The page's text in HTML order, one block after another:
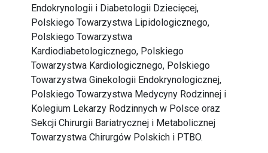
Endokrynologii i Diabetologii Dziecięcej,
Polskiego Towarzystwa Lipidologicznego,
Polskiego Towarzystwa
Kardiodiabetologicznego, Polskiego
Towarzystwa Kardiologicznego, Polskiego
Towarzystwa Ginekologii Endokrynologicznej,
Polskiego Towarzystwa Medycyny Rodzinnej i
Kolegium Lekarzy Rodzinnych w Polsce oraz
Sekcji Chirurgii Bariatrycznej i Metabolicznej
Towarzystwa Chirurgów Polskich i PTBO.